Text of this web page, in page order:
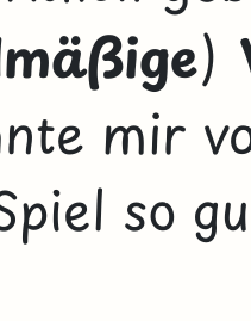
)
mir
so